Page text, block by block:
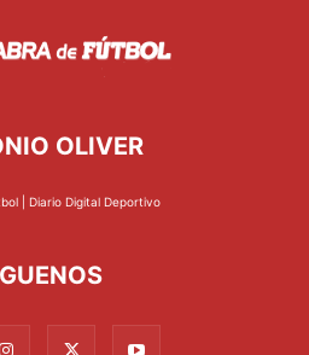
OLIVER
| Diario Digital Deportivo